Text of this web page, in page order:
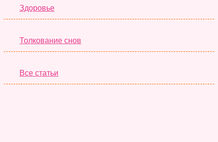
Здоровье
Толкование снов
Все статьи